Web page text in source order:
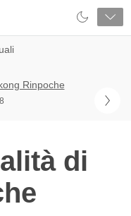
Rinpoche
di